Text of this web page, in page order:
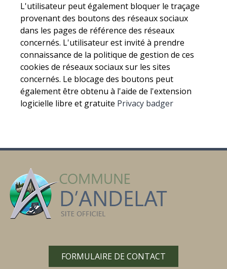
L'utilisateur peut également bloquer le traçage
provenant des boutons des réseaux sociaux
dans les pages de référence des réseaux
concernés. L'utilisateur est invité à prendre
connaissance de la politique de gestion de ces
cookies de réseaux sociaux sur les sites
concernés. Le blocage des boutons peut
également être obtenu à l'aide de l'extension
logicielle libre et gratuite Privacy badger
FORMULAIRE DE CONTACT